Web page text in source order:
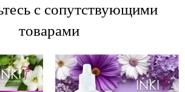
с сопутствующими
товарами